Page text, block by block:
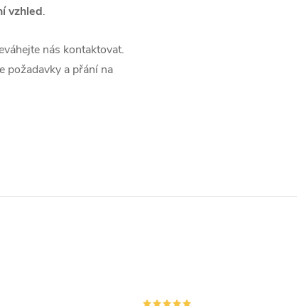
vzhled.
nás kontaktovat.
požadavky a přání na